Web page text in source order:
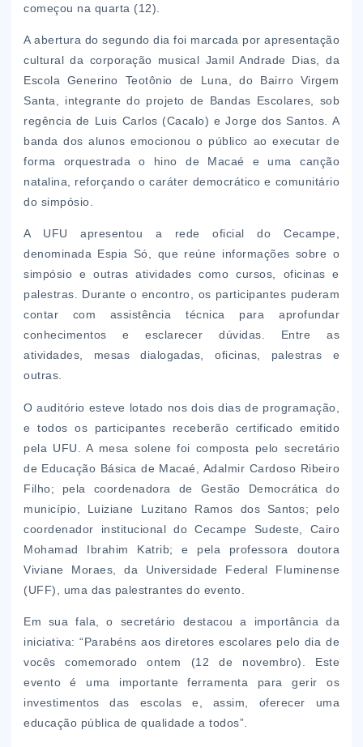
começou na quarta (12).
A abertura do segundo dia foi marcada por apresentação
cultural da corporação musical Jamil Andrade Dias, da
Escola Generino Teotônio de Luna, do Bairro Virgem
Santa, integrante do projeto de Bandas Escolares, sob
regência de Luis Carlos (Cacalo) e Jorge dos Santos. A
banda dos alunos emocionou o público ao executar de
forma orquestrada o hino de Macaé e uma canção
natalina, reforçando o caráter democrático e comunitário
do simpósio.
A UFU apresentou a rede oficial do Cecampe,
denominada Espia Só, que reúne informações sobre o
simpósio e outras atividades como cursos, oficinas e
palestras. Durante o encontro, os participantes puderam
contar com assistência técnica para aprofundar
conhecimentos e esclarecer dúvidas. Entre as
atividades, mesas dialogadas, oficinas, palestras e
outras.
O auditório esteve lotado nos dois dias de programação,
e todos os participantes receberão certificado emitido
pela UFU. A mesa solene foi composta pelo secretário
de Educação Básica de Macaé, Adalmir Cardoso Ribeiro
Filho; pela coordenadora de Gestão Democrática do
município, Luiziane Luzitano Ramos dos Santos; pelo
coordenador institucional do Cecampe Sudeste, Cairo
Mohamad Ibrahim Katrib; e pela professora doutora
Viviane Moraes, da Universidade Federal Fluminense
(UFF), uma das palestrantes do evento.
Em sua fala, o secretário destacou a importância da
iniciativa: “Parabéns aos diretores escolares pelo dia de
vocês comemorado ontem (12 de novembro). Este
evento é uma importante ferramenta para gerir os
investimentos das escolas e, assim, oferecer uma
educação pública de qualidade a todos”.